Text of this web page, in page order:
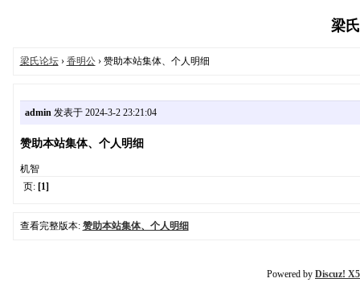
梁
梁氏论坛› 香明公› 赞助本站集体、个人明细
admin发表于 2024-3-2 23:21:04
赞助本站集体、个人明细
机智
页: [1]
查看完整版本: 赞助本站集体、个人明细
Powered by Discuz!